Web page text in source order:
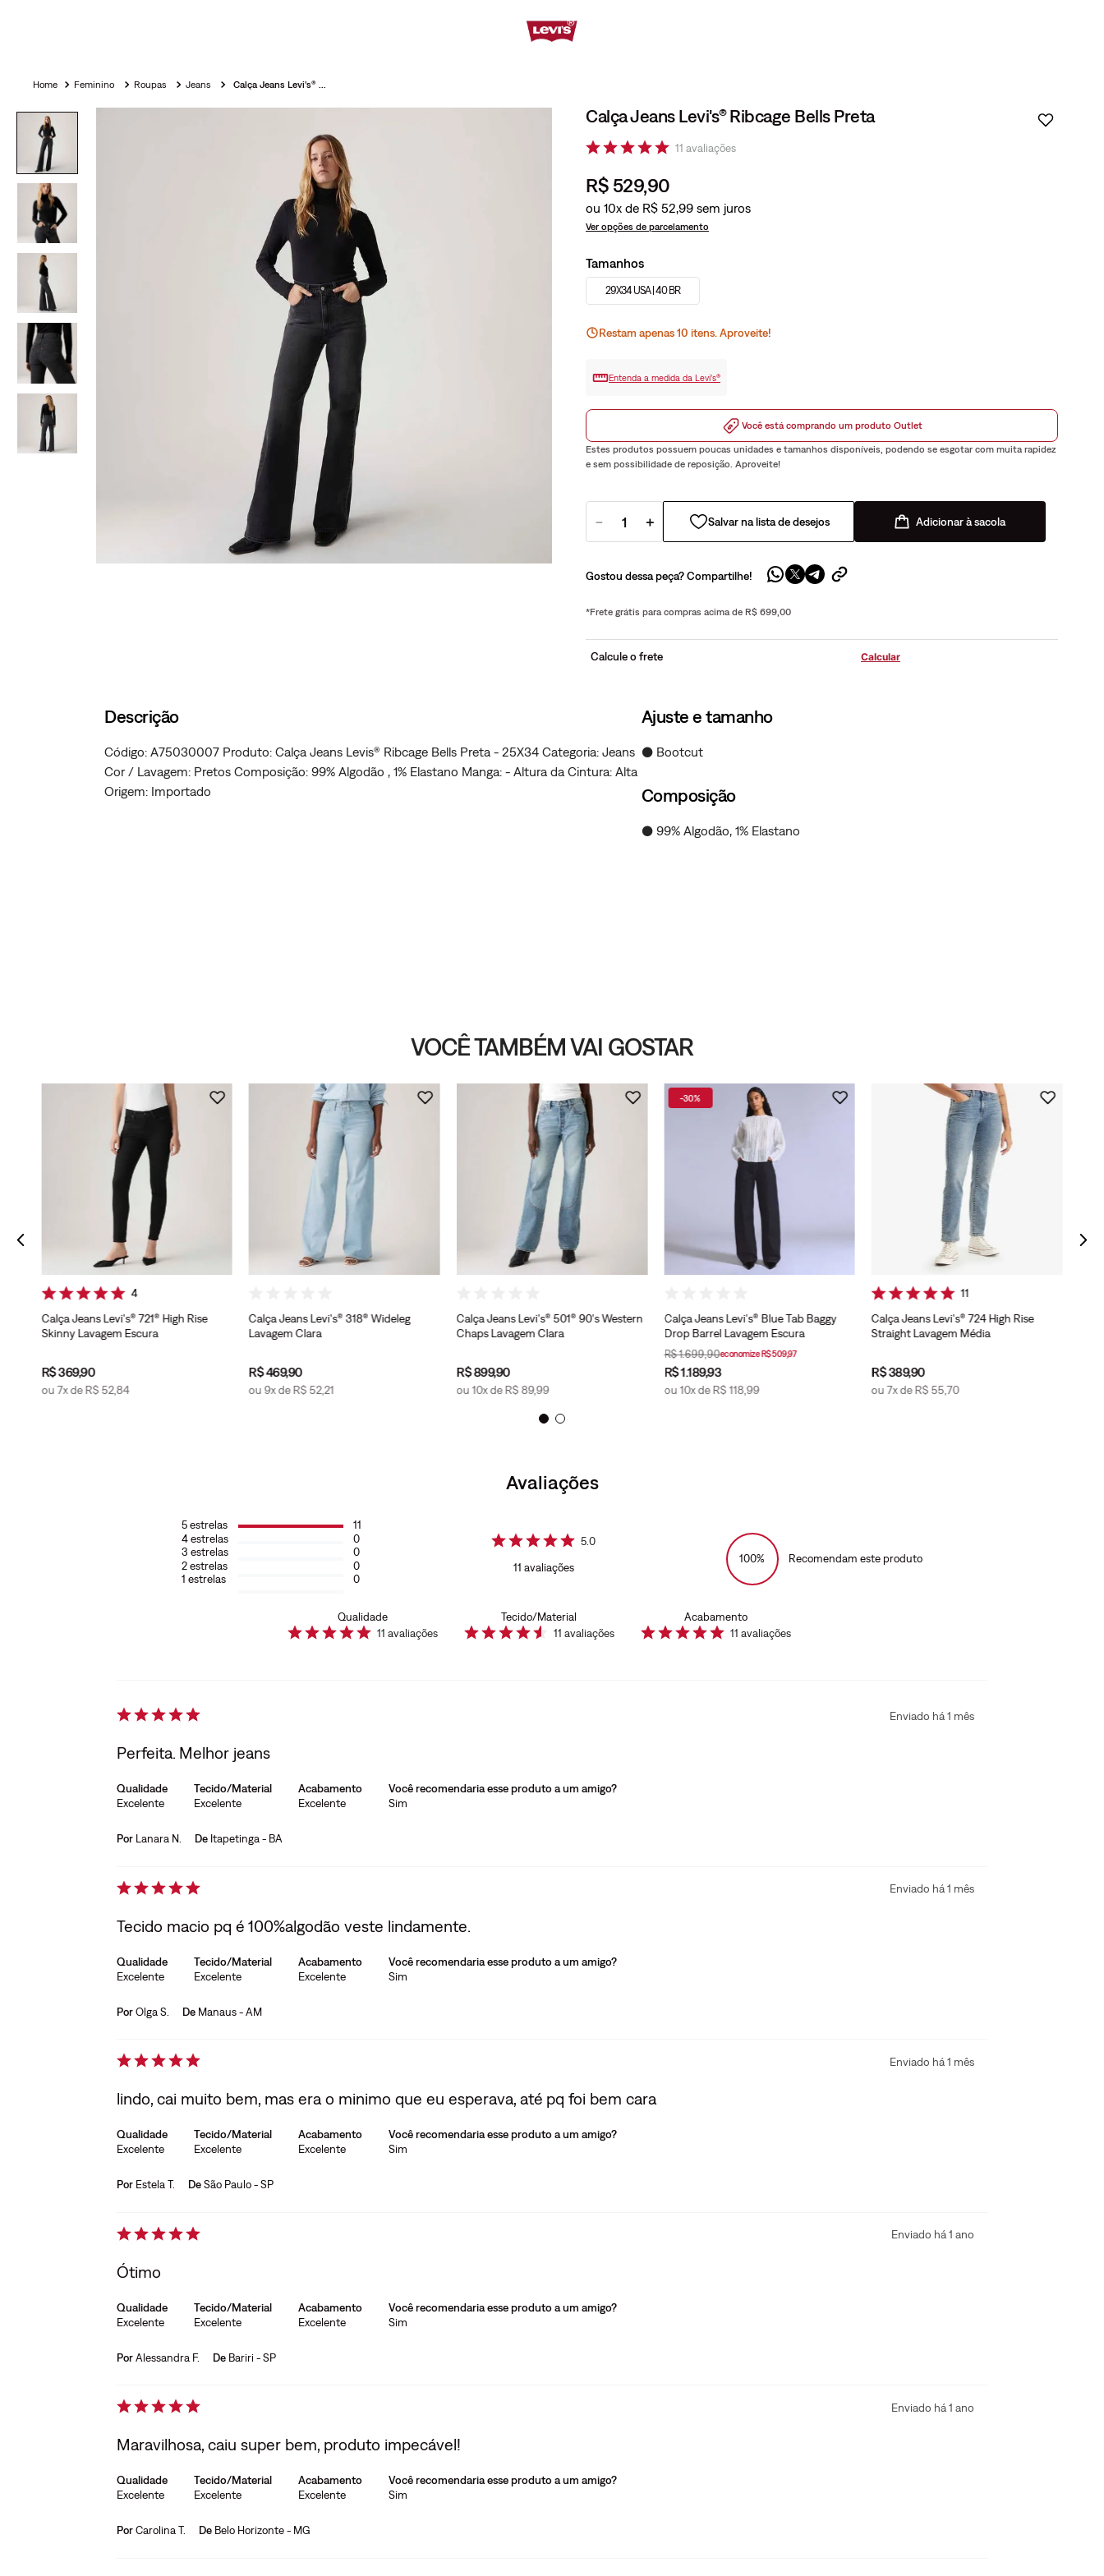
Feminino Roupas Jeans Calça Jeans Levi's® Ribcage Bells Preta
Calça Jeans Levi's® Ribcage Bells Preta
11 avaliações
R$ 529,90
ou 10x de R$ 52,99
Ver opções de parcelamento
Tamanhos
29X34 USA | 40 BR
Restam apenas10 itens. Aproveite!
Entenda a medida da Levi’s®
Você está comprando um produto Outlet
Estes produtos possuem poucas unidades e tamanhos disponíveis, podendo se esgotar com muita rapidez
e sem possibilidade de reposição. Aproveite!
＋
－ Adicionar à sacola
Gostou dessa peça? Compartilhe!
*Frete grátis para compras acima de R$ 699,00
Calcule o frete
Descrição
Código: A75030007 Produto: Calça Jeans Levis® Ribcage Bells Preta - 25X34 Categoria: Jeans
Cor / Lavagem: Pretos Composição: 99% Algodão , 1% Elastano Manga: - Altura da Cintura: Alta
Origem: Importado
Ajuste e tamanho
● Bootcut
Composição
● 99% Algodão, 1% Elastano
VOCÊ TAMBÉM VAI GOSTAR
4
Calça Jeans Levi's® 721® High Rise
Skinny Lavagem Escura
R$369,90
ou7x deR$ 52,84
Calça Jeans Levi's® 318® Wideleg
Lavagem Clara
R$469,90
ou 9x deR$ 52,21
Calça Jeans Levi's® 501® 90's Western
Chaps Lavagem Clara
R$899,90
ou10x deR$ 89,99
-30%
Calça Jeans Levi's® Blue Tab Baggy
Drop Barrel Lavagem Escura
R$ 1.699,90economizeR$509,97
R$1.189,93
ou10x deR$ 118,99
11
Calça Jeans Levi's® 724 High Rise
Straight Lavagem Média
R$389,90
ou7x deR$ 55,70
Avaliações
5estrelas
4estrelas
3 estrelas
2estrelas
1 estrelas
11
0
0
0
0
5.0
11 avaliações
100% Recomendam este produto
Qualidade
11 avaliações
Tecido/Material
11 avaliações
Acabamento
11 avaliações
Enviado há1 mês
Perfeita. Melhor jeans
Qualidade
Excelente
Tecido/Material
Excelente
Acabamento
Excelente
Você recomendaria esse produto a um amigo?
Sim
Por Lanara N. De Itapetinga - BA
Enviado há1 mês
Tecido macio pq é 100%algodão veste lindamente.
Qualidade
Excelente
Tecido/Material
Excelente
Acabamento
Excelente
Você recomendaria esse produto a um amigo?
Sim
PorOlga S. De Manaus - AM
Enviado há1 mês
lindo, cai muito bem, mas era o minimo que eu esperava, até pq foi bem cara
Qualidade
Excelente
Tecido/Material
Excelente
Acabamento
Excelente
Você recomendaria esse produto a um amigo?
Sim
Por Estela T. DeSão Paulo - SP
Enviado há1 ano
Ótimo
Qualidade
Excelente
Tecido/Material
Excelente
Acabamento
Excelente
Você recomendaria esse produto a um amigo?
Sim
PorAlessandra F. De Bariri - SP
Enviado há1 ano
Maravilhosa, caiu super bem, produto impecável!
Qualidade
Excelente
Tecido/Material
Excelente
Acabamento
Excelente
Você recomendaria esse produto a um amigo?
Sim
PorCarolina T. De Belo Horizonte - MG